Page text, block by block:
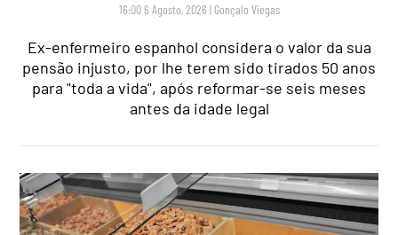
16:00 6 Agosto, 2026 | Gonçalo Viegas
Ex-enfermeiro espanhol considera o valor da sua
pensão injusto, por lhe terem sido tirados 50 anos
para "toda a vida", após reformar-se seis meses
antes da idade legal